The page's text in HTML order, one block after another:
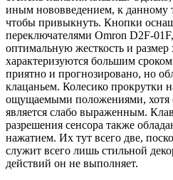
иным нововведением, к данному
чтобы привыкнуть. Кнопки
переключателями Omron D2F-
оптимальную жесткость и размер
характеризуются большим
приятно и прогнозировано, но
клацаньем. Колесико прокрутки
ощущаемыми положениями, хотя
является слабо выраженным.
разрешения сенсора также
нажатием. Их тут всего две,
служит всего лишь стильной
действий он не выполняет.